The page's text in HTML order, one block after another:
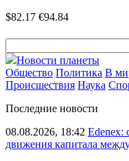
$82.17 €94.84
Новости планеты
Общество Политика В
Происшествия Наука
Последние новости
08.08.2026, 18:42 Edenex:
движения капитала